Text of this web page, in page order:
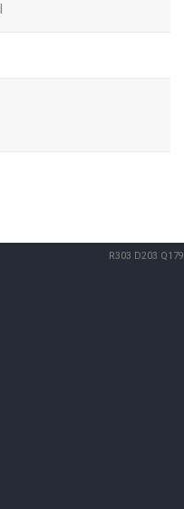
R303 D203 Q179